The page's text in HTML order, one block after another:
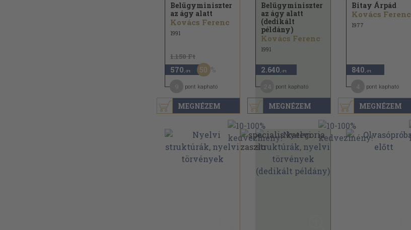
MEGNÉZEM
Belügyminiszter
az ágy alatt
Kovács Ferenc
1991
1.150 Ft
570 ,-Ft 50
pont kapható
MEGNÉZEM
Belügyminiszter
az ágy alatt
(dedikált
példány)
Kovács Ferenc
1991
2.640 ,-Ft
pont kapható
MEGNÉZEM
Bitay Árpád
Kovács Ferenc
1977
840 ,-Ft
pont kapható